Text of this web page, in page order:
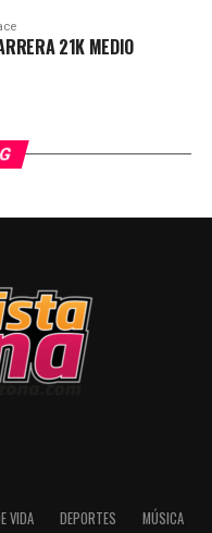
21K MEDIO
VIDA DEPORTES MÚSICA